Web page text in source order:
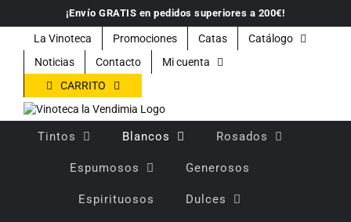
contenido
¡Envío GRATIS en pedidos superiores a 200€!
La Vinoteca Promociones Catas
Catálogo
Noticias
Contacto
Mi cuenta
CARRITO
Tintos Blancos Rosados
Espumosos Generosos
Espirituosos Dulces